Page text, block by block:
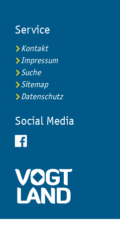
Service
Kontakt
Impressum
Suche
Sitemap
Datenschutz
Social Media